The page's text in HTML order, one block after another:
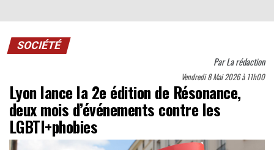
SOCIÉTÉ
ParLa rédaction
Vendredi 8 Mai 2026 à 11h00
Lyon lance la 2e édition de Résonance,
deux mois d’événements contre les
LGBTI+phobies